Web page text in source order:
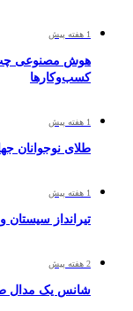
1 هفته پیش
هوش مصنوعی چت
کسب‌وکارها
1 هفته پیش
طلای نوجوانان
1 هفته پیش
تیرانداز
2 هفته پیش
شانس یک مدال طلا برای